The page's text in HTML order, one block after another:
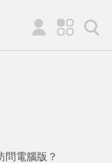
問電腦版？